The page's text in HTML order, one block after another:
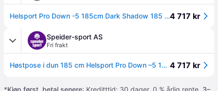
Helsport Pro Down -5 185cm Dark Shadow 185 cm4 717 kr
Speider-sport AS
Fri frakt
Høstpose i dun 185 cm Helsport Pro Down –5 185 10451 4 717 kr
*Kjøp først, betal senere: Kreditttid: 30 dager. 0 % årlig rente. 3–